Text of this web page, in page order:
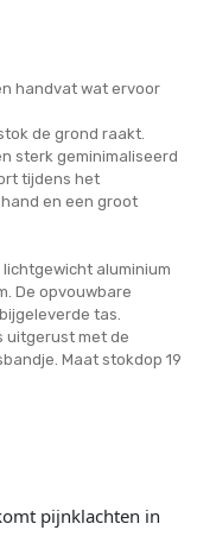
handvat wat ervoor
de grond raakt.
sterk geminimaliseerd
tijdens het
en een groot
aluminium
De opvouwbare
tas.
uitgerust met de
Maat stokdop 19
pijnklachten in